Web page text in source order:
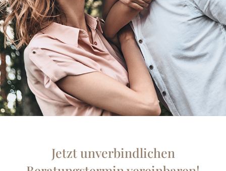
Jetzt unverbindlichen